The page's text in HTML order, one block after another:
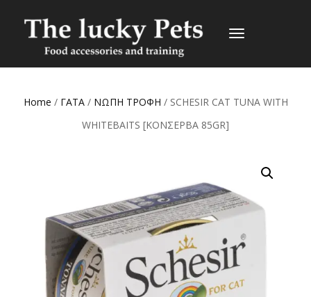
TOGGLE
Home / ΓΑΤΑ/ ΝΩΠΗ ΤΡΟΦΗ / SCHESIR CAT TUNA WITH
WHITEBAITS [ΚΟΝΣΕΡΒΑ 85GR]